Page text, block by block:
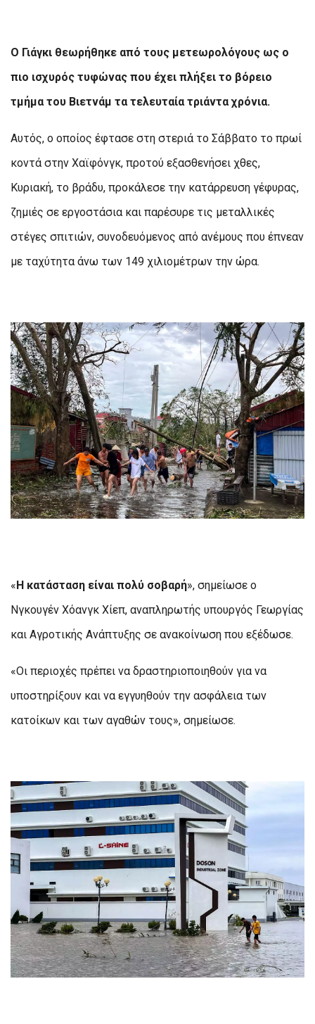
Ο Γιάγκι θεωρήθηκε από τους μετεωρολόγους ως ο
πιο ισχυρός τυφώνας που έχει πλήξει το βόρειο
τμήμα του Βιετνάμ τα τελευταία τριάντα χρόνια.
Αυτός, ο οποίος έφτασε στη στεριά το Σάββατο το πρωί
κοντά στην Χαϊφόνγκ, προτού εξασθενήσει χθες,
Κυριακή, το βράδυ, προκάλεσε την κατάρρευση γέφυρας,
ζημιές σε εργοστάσια και παρέσυρε τις μεταλλικές
στέγες σπιτιών, συνοδευόμενος από ανέμους που έπνεαν
με ταχύτητα άνω των 149 χιλιομέτρων την ώρα.
«Η κατάσταση είναι πολύ σοβαρή», σημείωσε ο
Νγκουγέν Χόανγκ Χίεπ, αναπληρωτής υπουργός Γεωργίας
και Αγροτικής Ανάπτυξης σε ανακοίνωση που εξέδωσε.
«Οι περιοχές πρέπει να δραστηριοποιηθούν για να
υποστηρίξουν και να εγγυηθούν την ασφάλεια των
κατοίκων και των αγαθών τους», σημείωσε.